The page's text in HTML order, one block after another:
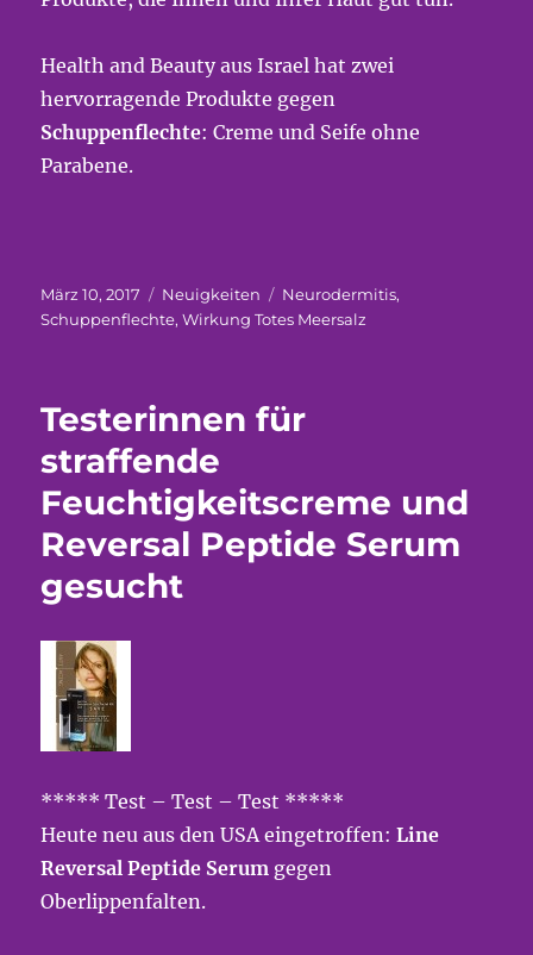
Health and Beauty aus Israel hat zwei
hervorragende Produkte gegen
Schuppenflechte: Creme und Seife ohne
Parabene.
Veröffentlicht
am
März 10, 2017 Kategorien
Neuigkeiten Schlagwörter
Neurodermitis,
Schuppenflechte,Wirkung Totes Meersalz
Testerinnen für
straffende
Feuchtigkeitscreme und
Reversal Peptide Serum
gesucht
***** Test – Test – Test *****
Heute neu aus den USA eingetroffen:Line
Reversal Peptide Serum gegen
Oberlippenfalten.